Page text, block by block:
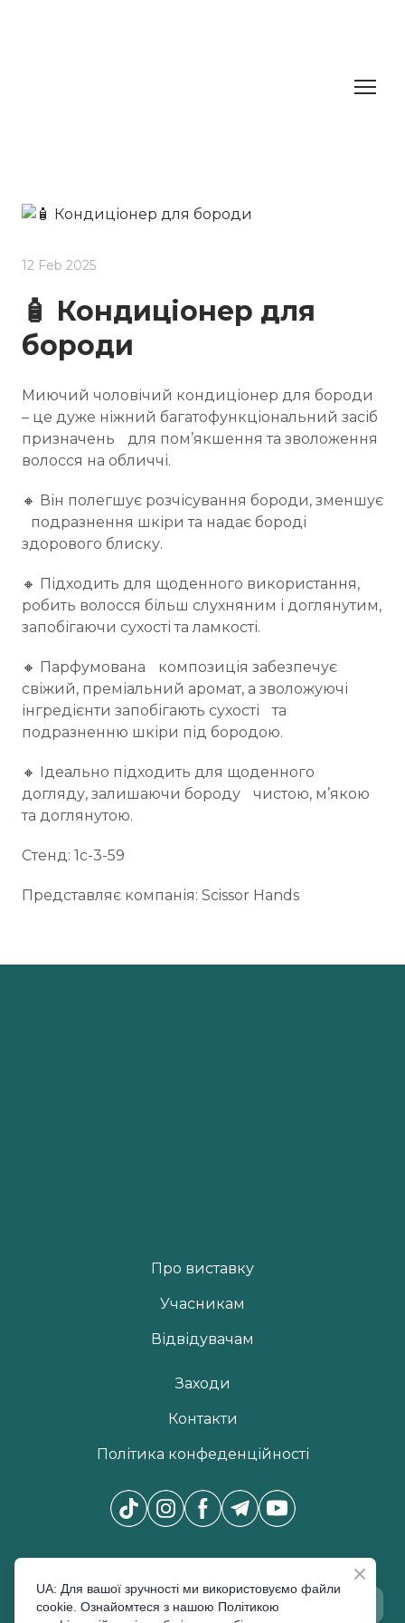
12 Feb 2025
🧴 Кондиціонер для
бороди
Миючий чоловічий кондиціонер для бороди
– це дуже ніжний багатофункціональний засіб
призначень для пом’якшення та зволоження
волосся на обличчі.
🔸 Він полегшує розчісування бороди, зменшує
подразнення шкіри та надає бороді
здорового блиску.
🔸 Підходить для щоденного використання,
робить волосся більш слухняним і доглянутим,
запобігаючи сухості та ламкості.
🔸 Парфумована композиція забезпечує
свіжий, преміальний аромат, а зволожуючі
інгредієнти запобігають сухості та
подразненню шкіри під бородою.
🔸 Ідеально підходить для щоденного
догляду, залишаючи бороду чистою, м’якою
та доглянутою.
Стенд: 1c-3-59
Представляє компанія: Scissor Hands
Про виставку
Учасникам
Відвідувачам
Заходи
Контакти
Політика конфеденційності
UA: Для вашої зручності ми використовуємо файли
cookie. Ознайомтеся з нашою Політикою